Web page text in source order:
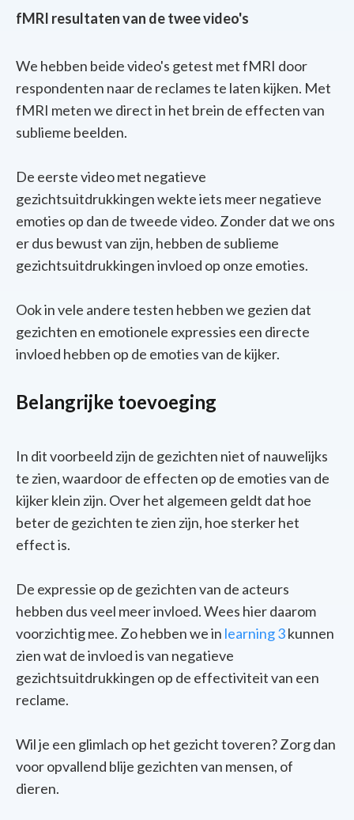
fMRI resultaten van de twee video's
We hebben beide video's getest met fMRI door
respondenten naar de reclames te laten kijken. Met
fMRI meten we direct in het brein de effecten van
sublieme beelden.
De eerste video met negatieve
gezichtsuitdrukkingen wekte iets meer negatieve
emoties op dan de tweede video. Zonder dat we ons
er dus bewust van zijn, hebben de sublieme
gezichtsuitdrukkingen invloed op onze emoties.
Ook in vele andere testen hebben we gezien dat
gezichten en emotionele expressies een directe
invloed hebben op de emoties van de kijker.
Belangrijke toevoeging
In dit voorbeeld zijn de gezichten niet of nauwelijks
te zien, waardoor de effecten op de emoties van de
kijker klein zijn. Over het algemeen geldt dat hoe
beter de gezichten te zien zijn, hoe sterker het
effect is.
De expressie op de gezichten van de acteurs
hebben dus veel meer invloed. Wees hier daarom
voorzichtig mee. Zo hebben we in learning 3kunnen
zien wat de invloed is van negatieve
gezichtsuitdrukkingen op de effectiviteit van een
reclame.
Wil je een glimlach op het gezicht toveren? Zorg dan
voor opvallend blije gezichten van mensen, of
dieren.